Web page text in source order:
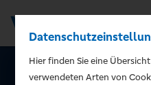
ALLE TERMINE
Hier finden Sie eine
verwendeten Arten von